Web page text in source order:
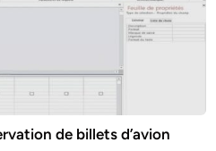
de billets d’avion